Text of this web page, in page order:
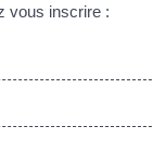
vous inscrire :